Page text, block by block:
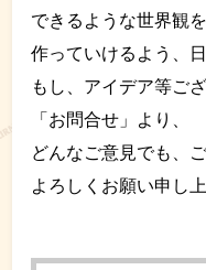
できるような世界観を
作っていけるよう、
もし、アイデア等ご
「お問合せ」より、
どんなご意見でも、
よろしくお願い申し上